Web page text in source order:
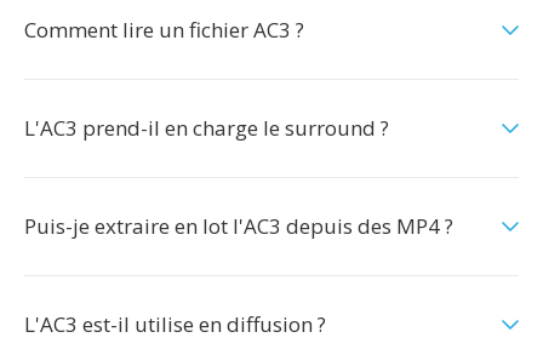
Comment lire un fichier AC3 ?
L'AC3 prend-il en charge le surround ?
Puis-je extraire en lot l'AC3 depuis des MP4 ?
L'AC3 est-il utilise en diffusion ?